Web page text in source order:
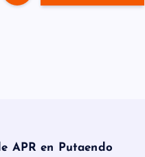
APR en Putaendo